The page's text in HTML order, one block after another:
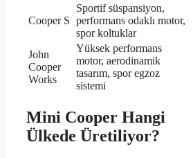
Cooper S
Sportif süspansiyon,
performans odaklı motor,
spor koltuklar
John
Cooper
Works
Yüksek performans
motor, aerodinamik
tasarım, spor egzoz
sistemi
Mini Cooper Hangi
Ülkede Üretiliyor?